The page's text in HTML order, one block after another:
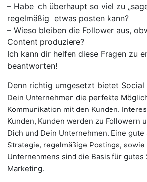
– Habe ich überhaupt so viel zu
regelmäßig etwas posten kann?
– Wieso bleiben die Follower aus,
Content produziere?
Ich kann dir helfen diese Fragen zu
beantworten!
Denn richtig umgesetzt bietet Social
Dein Unternehmen die perfekte
Kommunikation mit den Kunden.
Kunden, Kunden werden zu Followern
Dich und Dein Unternehmen. Eine gute
Strategie, regelmäßige Postings,
Unternehmens sind die Basis für gutes
Marketing.